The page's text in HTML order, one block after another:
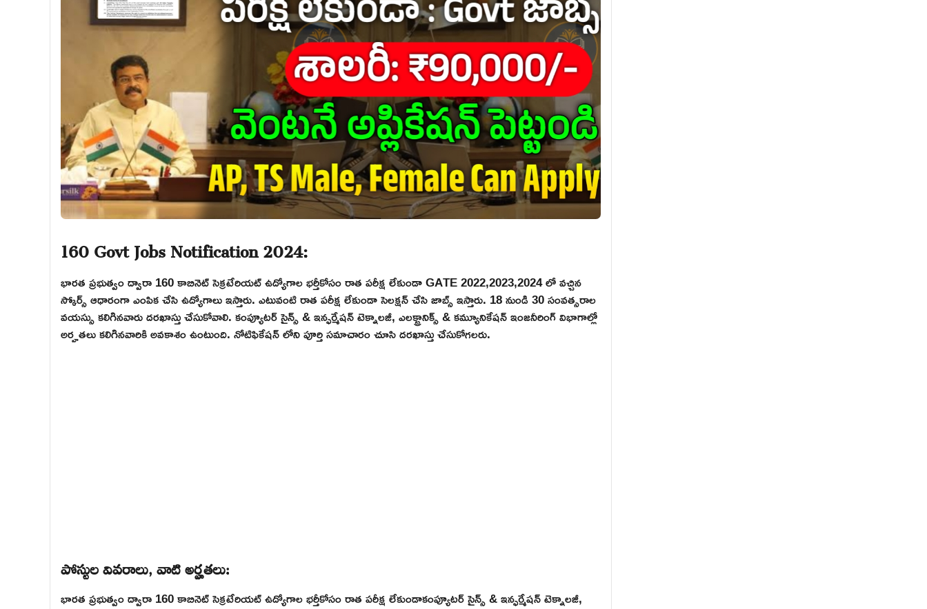
160 Govt Jobs Notification 2024:
భారత ప్రభుత్వం ద్వారా 160 కాబినెట్ సెక్రటేరియట్ ఉద్యోగాల భర్తీకోసం రాత పరీక్ష లేకుండా GATE 2022,2023,2024 లో వచ్చిన
స్కోర్స్ ఆధారంగా ఎంపిక చేసి ఉద్యోగాలు ఇస్తారు. ఎటువంటి రాత పరీక్ష లేకుండా సెలక్షన్ చేసి జాబ్స్ ఇస్తారు. 18 నుండి 30 సంవత్సరాల
వయస్సు కలిగినవారు దరఖాస్తు చేసుకోవాలి. కంప్యూటర్ సైన్స్ & ఇన్ఫర్మేషన్ టెక్నాలజీ, ఎలక్ట్రానిక్స్ & కమ్యూనికేషన్ ఇంజనీరింగ్ విభాగాల్లో
అర్హతలు కలిగినవారికి అవకాశం ఉంటుంది. నోటిఫికేషన్ లోని పూర్తి సమాచారం చూసి దరఖాస్తు చేసుకోగలరు.
పోస్టుల వివరాలు, వాటి అర్హతలు:
భారత ప్రభుత్వం ద్వారా 160 కాబినెట్ సెక్రటేరియట్ ఉద్యోగాల భర్తీకోసం రాత పరీక్ష లేకుండాకంప్యూటర్ సైన్స్ & ఇన్ఫర్మేషన్ టెక్నాలజీ,